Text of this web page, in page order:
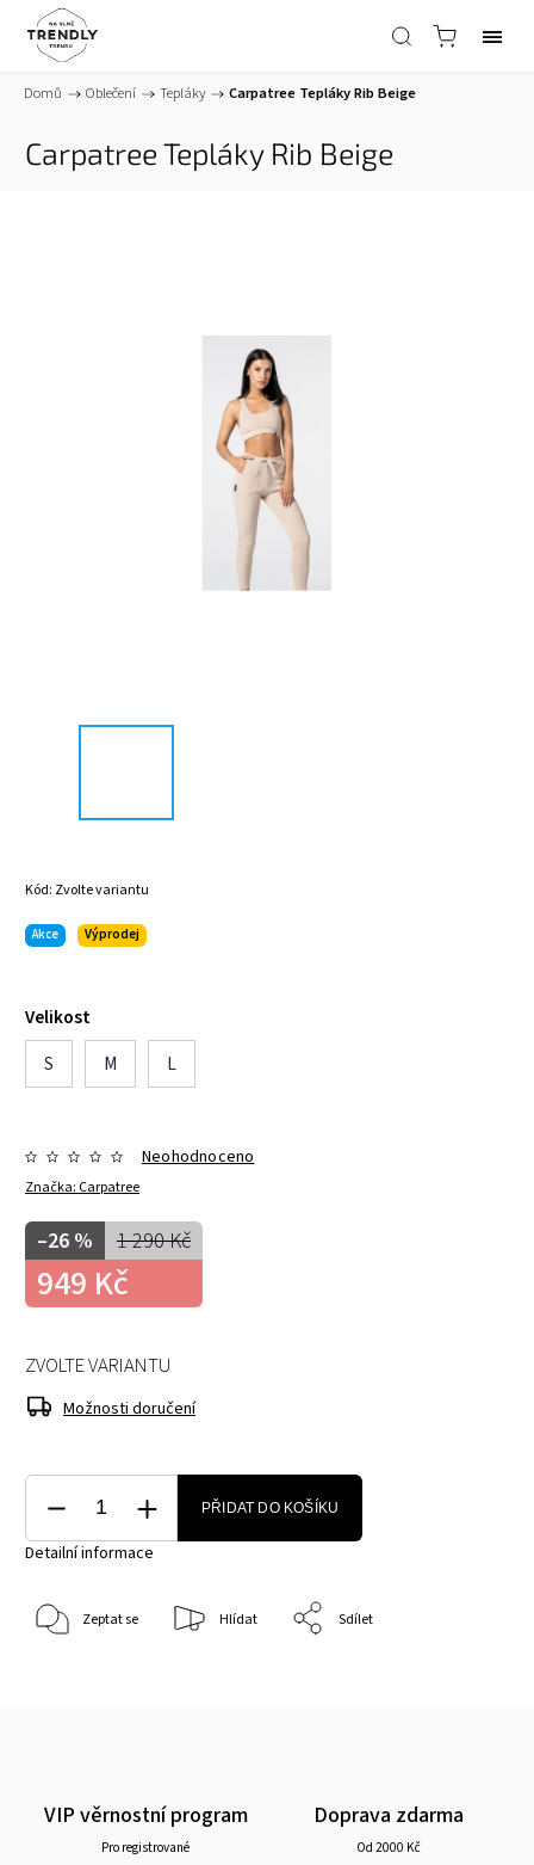
Domů / Oblečení / Tepláky / Carpatree Tepláky Rib Beige
Carpatree Tepláky Rib Beige
Kód: Zvolte variantu
Akce Výprodej
Velikost
S
M L
Značka: Carpatree
Neohodnoceno
1 290 Kč
–26 %
949 Kč
ZVOLTE VARIANTU
Možnosti doručení
PŘIDAT DO KOŠÍKU
Detailní informace
Zeptat se Hlídat Sdílet
VIP věrnostní program
Pro registrované
Doprava zdarma
Od 2000 Kč